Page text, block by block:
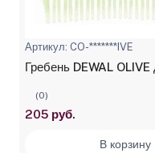
Артикул: CO-*******IVE
Гребень DEWAL
(0)
205 руб.
В корзину